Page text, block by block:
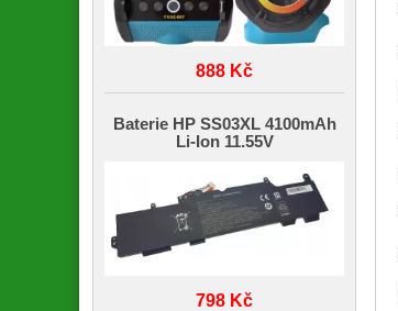
888 Kč
Baterie HP SS03XL 4100mAh
Li-Ion 11.55V
798 Kč